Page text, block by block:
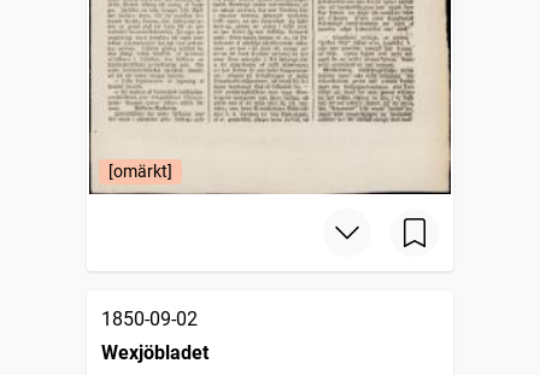
[omärkt]
1850-09-02
Wexjöbladet